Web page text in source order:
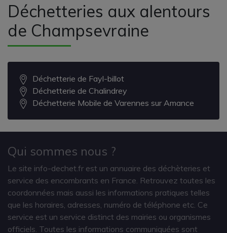
Déchetteries aux alentours
de Champsevraine
Déchetterie de Fayl-billot
Déchetterie de Chalindrey
Déchetterie Mobile de Varennes sur Amance
Qui sommes nous ?
Le site info-dechet.fr est un annuaire des déchèteries et
service des encombrants en France. Retrouvez toutes les
coordonnées mais aussi les informations pratiques telles
que les horaires, adresses, numéro de téléphone etc. Ce
service est un service distinct des mairies ou organismes
officiels. Toutes les informations communiquées sont